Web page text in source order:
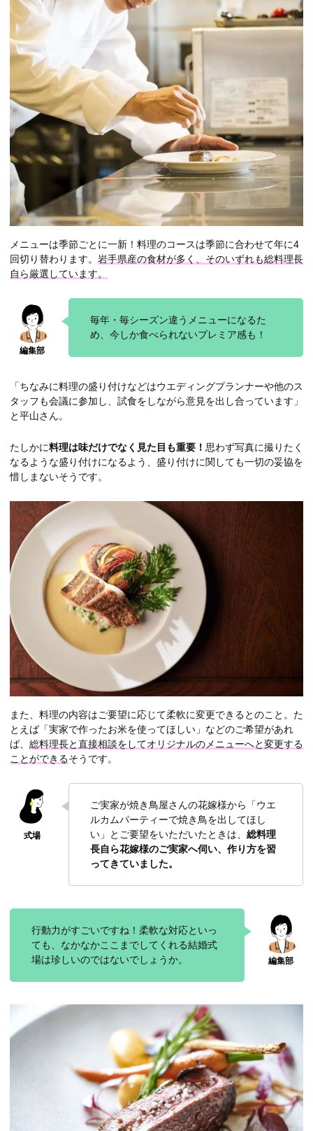
メニューは季節ごとに一新！料理のコースは季節に合わせて年に4
回切り替わります。 岩手県産の食材が多く、そのいずれも総料理長
自ら厳選しています。
毎年・毎シーズン違うメニューになるた
め、今しか食べられないプレミア感も！
「ちなみに料理の盛り付けなどはウエディングプランナーや他のス
タッフも会議に参加し、試食をしながら意見を出し合っています」
と平山さん。
たしかに料理は味だけでなく見た目も重要！ 思わず写真に撮りたく
なるような盛り付けになるよう、盛り付けに関しても一切の妥協を
惜しまないそうです。
また、料理の内容はご要望に応じて柔軟に変更できるとのこと。た
とえば「実家で作ったお米を使ってほしい」などのご希望があれ
ば、 総料理長と直接相談をしてオリジナルのメニューへと変更する
ことができるそうです。
ご実家が焼き鳥屋さんの花嫁様から「ウエ
ルカムパーティーで焼き鳥を出してほし
い」とご要望をいただいたときは、 総料理
長自ら花嫁様のご実家へ伺い、作り方を習
ってきていました。
行動力がすごいですね！柔軟な対応といっ
ても、なかなかここまでしてくれる結婚式
場は珍しいのではないでしょうか。